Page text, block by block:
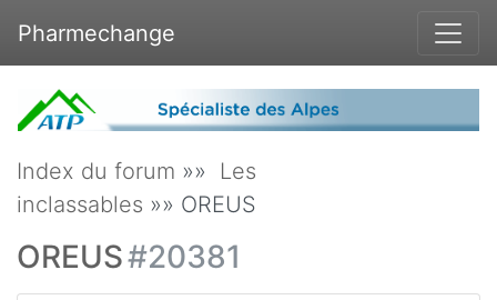
Pharmechange
Index du forum »» Les
inclassables »» OREUS
OREUS#20381